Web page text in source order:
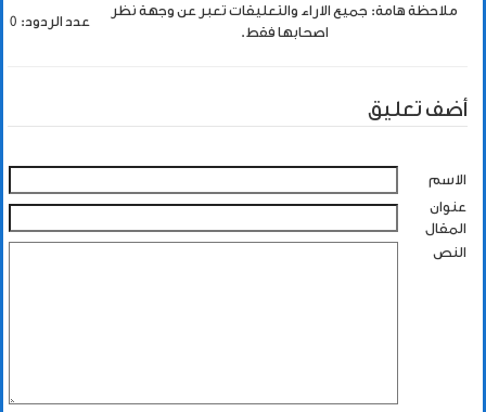
ملاحظة هامة: جميع الاراء والتعليقات تعبر عن وجهة نظر
اصحابها فقط.
عدد الردود: 0
أضف تعليق
الاسم
عنوان
المقال
النص